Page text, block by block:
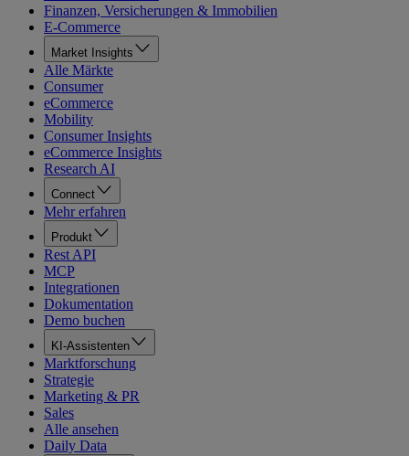
Finanzen, Versicherungen & Immobilien
E-Commerce
Market Insights
Alle Märkte
Consumer
eCommerce
Mobility
Consumer Insights
eCommerce Insights
Research AI
Connect
Mehr erfahren
Produkt
Rest API
MCP
Integrationen
Dokumentation
Demo buchen
KI-Assistenten
Marktforschung
Strategie
Marketing & PR
Sales
Alle ansehen
Daily Data